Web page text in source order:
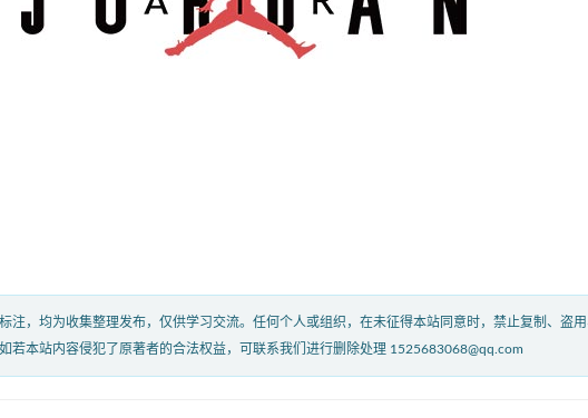
注，均为收集整理发布，仅供学习交流。任何个人或组织，在未征得本站同意时，禁止复制、盗
若本站内容侵犯了原著者的合法权益，可联系我们进行删除处理 1525683068@qq.com